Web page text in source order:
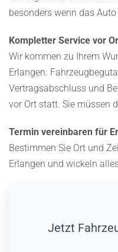
besonders wenn das
Kompletter Service vor
Wir kommen zu Ihrem
Erlangen.
Vertragsabschluss und
vor Ort statt. Sie müssen
Termin vereinbaren für
Bestimmen Sie Ort und
Erlangen und wickeln
Jetzt